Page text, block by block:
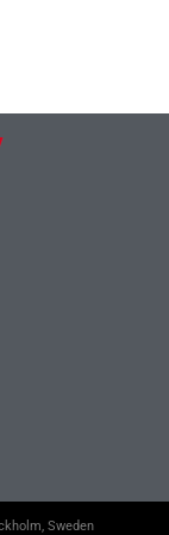
Sweden